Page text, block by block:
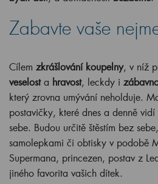
Zabavte vaše
Cílem zkrášlování koupelny, v níž
veselosta hravost, leckdy i
který zrovna umývání neholduje.
postavičky, které dnes a denně
sebe. Budou určitě štěstím bez
samolepkami či obtisky v podobě
Supermana, princezen, postav z
jiného favorita vašich dítek.